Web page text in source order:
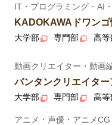
IT・プログラミング・AI
KADOKAWAドワン
大学部 専門部 高等
動画クリエイター・動画
バンタンクリエイタ
大学部 専門部 高等
アニメ・声優・アニメ